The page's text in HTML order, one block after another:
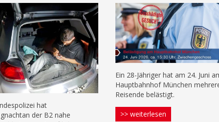
hat
der B2 nahe
Ein 28-Jähriger hat am 24. Juni
Hauptbahnhof München
Reisende belästigt.
>> weiterlesen